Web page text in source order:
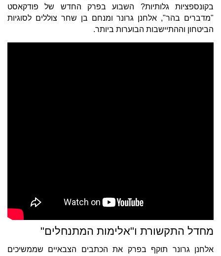
בקונספציות גלותיות? השבוע בפרק החדש של פודקאסט
"מדברים בהר", אלחנן גרונר ומנחם בן שחר צוללים לסוגיות
הביטחון וההתיישבות הבוערות ביותר.
מחדל התקשורת ו"אלימות המתנחלים"
אלחנן גרונר תוקף בפרק את הכתבים הצבאיים שממשיכים